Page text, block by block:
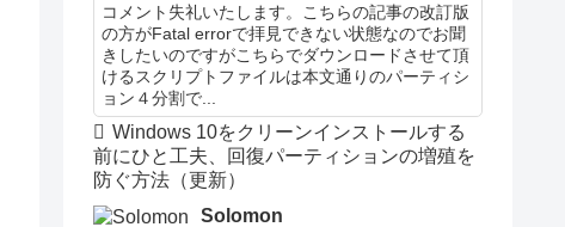
コメント失礼いたします。こちらの記事の改訂版
の方がFatal errorで拝見できない状態なのでお聞
きしたいのですがこちらでダウンロードさせて頂
けるスクリプトファイルは本文通りのパーティシ
ョン４分割で...
Windows 10をクリーンインストールする
前にひと工夫、回復パーティションの増殖を
防ぐ方法（更新）
Solomon